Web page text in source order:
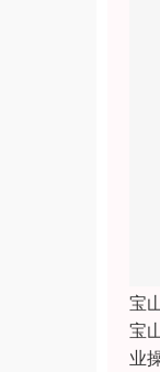
宝
宝
业